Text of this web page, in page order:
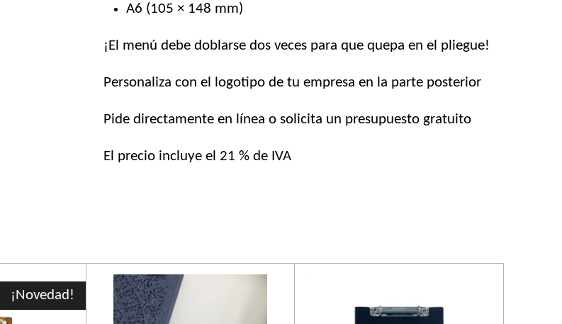
A6 (105 × 148 mm)
¡El menú debe doblarse dos veces para que quepa en el pliegue!
Personaliza con el logotipo de tu empresa en la parte posterior
Pide directamente en línea o solicita un presupuesto gratuito
El precio incluye el 21 % de IVA
¡Novedad!